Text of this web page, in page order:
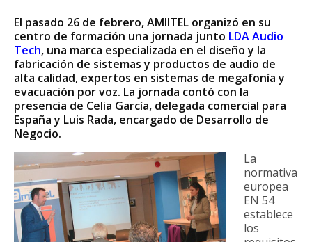
El pasado 26 de febrero, AMIITEL organizó en su
centro de formación una jornada junto LDA Audio
Tech, una marca especializada en el diseño y la
fabricación de sistemas y productos de audio de
alta calidad, expertos en sistemas de megafonía y
evacuación por voz. La jornada contó con la
presencia de Celia García, delegada comercial para
España y Luis Rada, encargado de Desarrollo de
Negocio.
La
normativa
europea
EN 54
establece
los